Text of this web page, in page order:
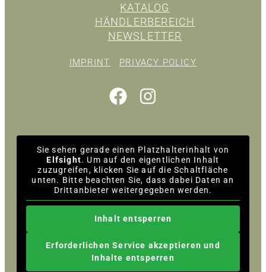
KATALOG
HÄNDLERBEREICH
NEWSLETTER
IMPRINT PRIVACY POLICY
Sie sehen gerade einen Platzhalterinhalt von
Elfsight. Um auf den eigentlichen Inhalt
zuzugreifen, klicken Sie auf die Schaltfläche
unten. Bitte beachten Sie, dass dabei Daten an
Drittanbieter weitergegeben werden.
Inhalt entsperren
Erforderlichen Service akzeptieren und
Inhalte entsperren